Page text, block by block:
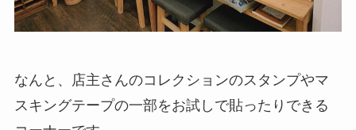
なんと、店主さんのコレクションのスタンプやマ
スキングテープの一部をお試しで貼ったりできる